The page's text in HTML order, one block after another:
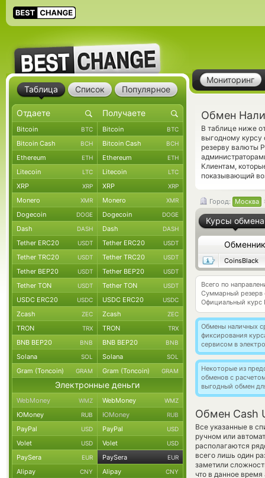
Мониторинг
Обмен
В таблице ниже
выгодному курсу
резерву валюты
Клиентам,
показывающий
Город: Москва
Курсы обмена
Обменник
CoinsBlack
Всего по
Суммарный резерв
Официальный курс
Обмены наличных
фиксирования
сервисом в
Некоторые из
обменов с
выгодный обмен
Обмен Cash
Все указанные в
ручном или
располагаются
всего лишь один
заметили
что в данное
Таблица Список Популярное
Bitcoin BTC Bitcoin BTC
Bitcoin Cash BCH Bitcoin Cash BCH
Ethereum ETH Ethereum ETH
Litecoin LTC Litecoin LTC
XRP XRP XRP XRP
Monero XMR Monero XMR
Dogecoin DOGE Dogecoin DOGE
Dash DASH Dash DASH
Tether ERC20 USDT Tether ERC20 USDT
Tether TRC20 USDT Tether TRC20 USDT
Tether BEP20 USDT Tether BEP20 USDT
Tether TON USDT Tether TON USDT
USDC ERC20 USDC USDC ERC20 USDC
Zcash ZEC Zcash ZEC
TRON TRX TRON TRX
BNB BEP20 BNB BNB BEP20 BNB
Solana SOL Solana SOL
Gram (Toncoin) GRAM Gram (Toncoin) GRAM
Электронные деньги
WebMoney WMZ WebMoney WMZ
ЮMoney RUB ЮMoney RUB
PayPal USD PayPal USD
Volet USD Volet USD
PaySera EUR PaySera EUR
Alipay CNY Alipay CNY